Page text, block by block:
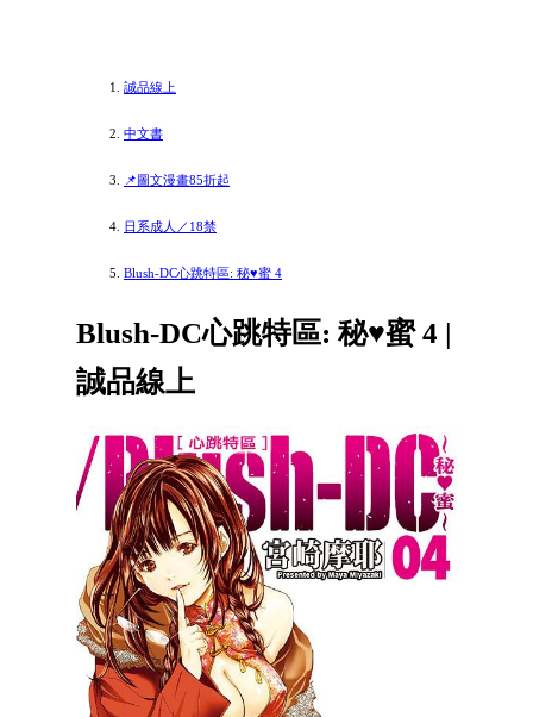
誠品線上
中文書
📌圖文漫畫85折起
日系成人／18禁
Blush-DC心跳特區: 秘♥蜜 4
Blush-DC心跳特區: 秘♥蜜 4 |
誠品線上